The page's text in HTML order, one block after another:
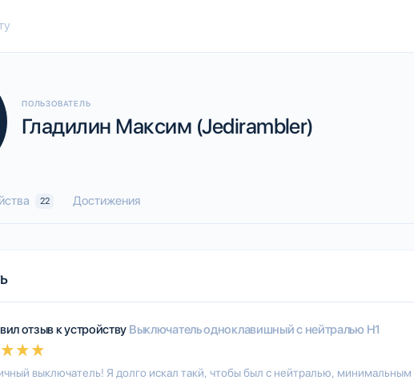
ПОЛЬЗОВАТЕЛЬ
Гладилин Максим (Jedirambler)
22 Достижения
отзыв к устройству Выключатель одноклавишный с нейтралью H1
выключатель! Я долго искал такй, чтобы был с нейтралью, минимальным